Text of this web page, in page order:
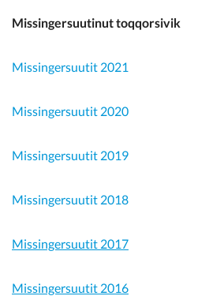
Missingersuutinut toqqorsivik
Missingersuutit 2021
Missingersuutit 2020
Missingersuutit 2019
Missingersuutit 2018
Missingersuutit 2017
Missingersuutit 2016